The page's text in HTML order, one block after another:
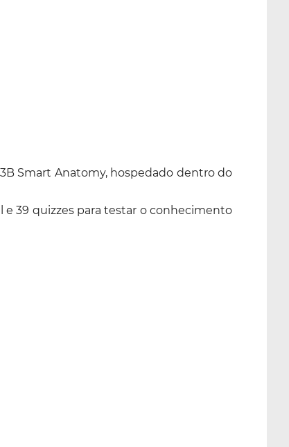
Smart Anatomy, hospedado dentro do
e 39 quizzes para testar o conhecimento